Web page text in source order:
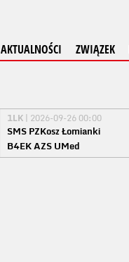
AKTUALNOŚCI ZWIĄZEK
1LK | 2026-09-26 00:00
SMS PZKosz Łomianki
B4EK AZS UMed